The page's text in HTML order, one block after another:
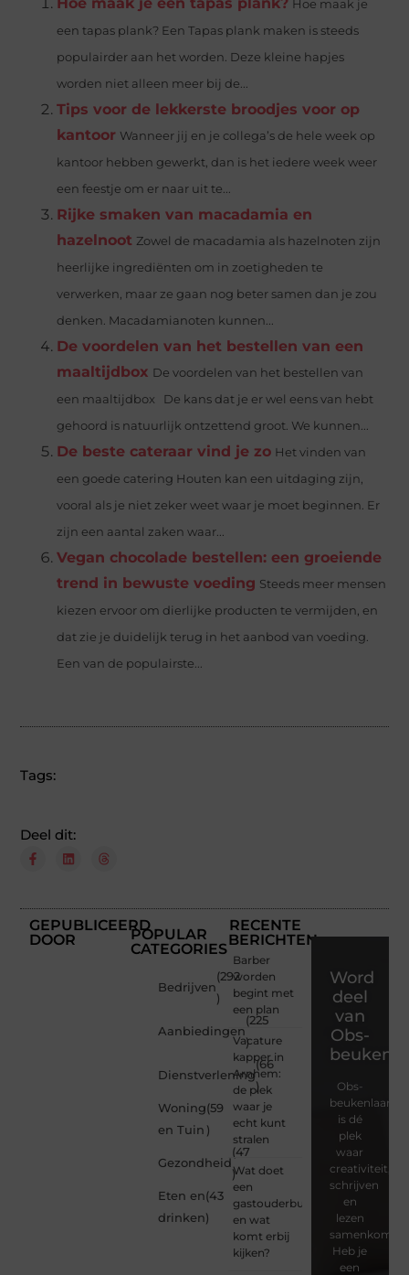
Hoe maak je
een tapas plank? Een Tapas plank maken is steeds
populairder aan het worden. Deze kleine hapjes
worden niet alleen meer bij de...
Tips voor de lekkerste broodjes voor op
kantoor Wanneer jij en je collega’s de hele week op
kantoor hebben gewerkt, dan is het iedere week weer
een feestje om er naar uit te...
Rijke smaken van macadamia en
hazelnoot Zowel de macadamia als hazelnoten zijn
heerlijke ingrediënten om in zoetigheden te
verwerken, maar ze gaan nog beter samen dan je zou
denken. Macadamianoten kunnen...
De voordelen van het bestellen van een
maaltijdbox De voordelen van het bestellen van
een maaltijdbox De kans dat je er wel eens van hebt
gehoord is natuurlijk ontzettend groot. We kunnen...
De beste cateraar vind je zo Het vinden van
een goede catering Houten kan een uitdaging zijn,
vooral als je niet zeker weet waar je moet beginnen. Er
zijn een aantal zaken waar...
Vegan chocolade bestellen: een groeiende
trend in bewuste voeding Steeds meer mensen
kiezen ervoor om dierlijke producten te vermijden, en
dat zie je duidelijk terug in het aanbod van voeding.
Een van de populairste...
Tags:
Deel dit:
GEPUBLICEERD
DOOR
POPULAR
CATEGORIES
Bedrijven
(292
)
Aanbiedingen
(225
)
Dienstverlening
(66
)
Woning
en Tuin
(59
)
Gezondheid
(47
)
Eten en
drinken
(43
)
RECENTE
BERICHTEN
Barber
worden
begint met
een plan
Vacature
kapper in
Arnhem:
de plek
waar je
echt kunt
stralen
Wat doet
een
gastouderbureau
en wat
komt erbij
kijken?
Word
deel
van
Obs-
Obs-
beukenlaan.nl
is dé
plek
waar
creativiteit,
schrijven
en
lezen
samenkomen.
Heb je
een